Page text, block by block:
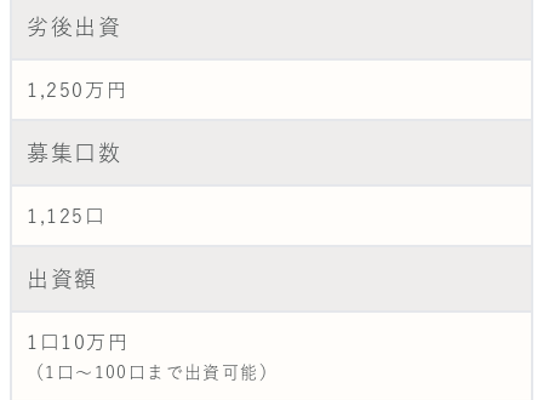
劣後出資
1,250万円
募集口数
1,125口
出資額
1口10万円
（1口〜100口まで出資可能）